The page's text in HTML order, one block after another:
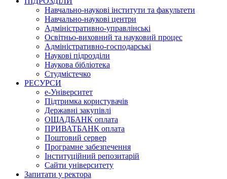
Навчально-наукові інститути та факультети
Навчально-наукові центри
Адміністративно-управлінські
Освітньо-виховний та науковий процес
Адміністративно-господарські
Наукові підрозділи
Наукова бібліотека
Студмістечко
РЕСУРСИ
е-Університет
Підтримка користувачів
Державні закупівлі
ОЩАДБАНК оплата
ПРИВАТБАНК оплата
Поштовий сервер
Програмне забезпечення
Інституційний репозитарій
Сайти університету
Запитати у ректора